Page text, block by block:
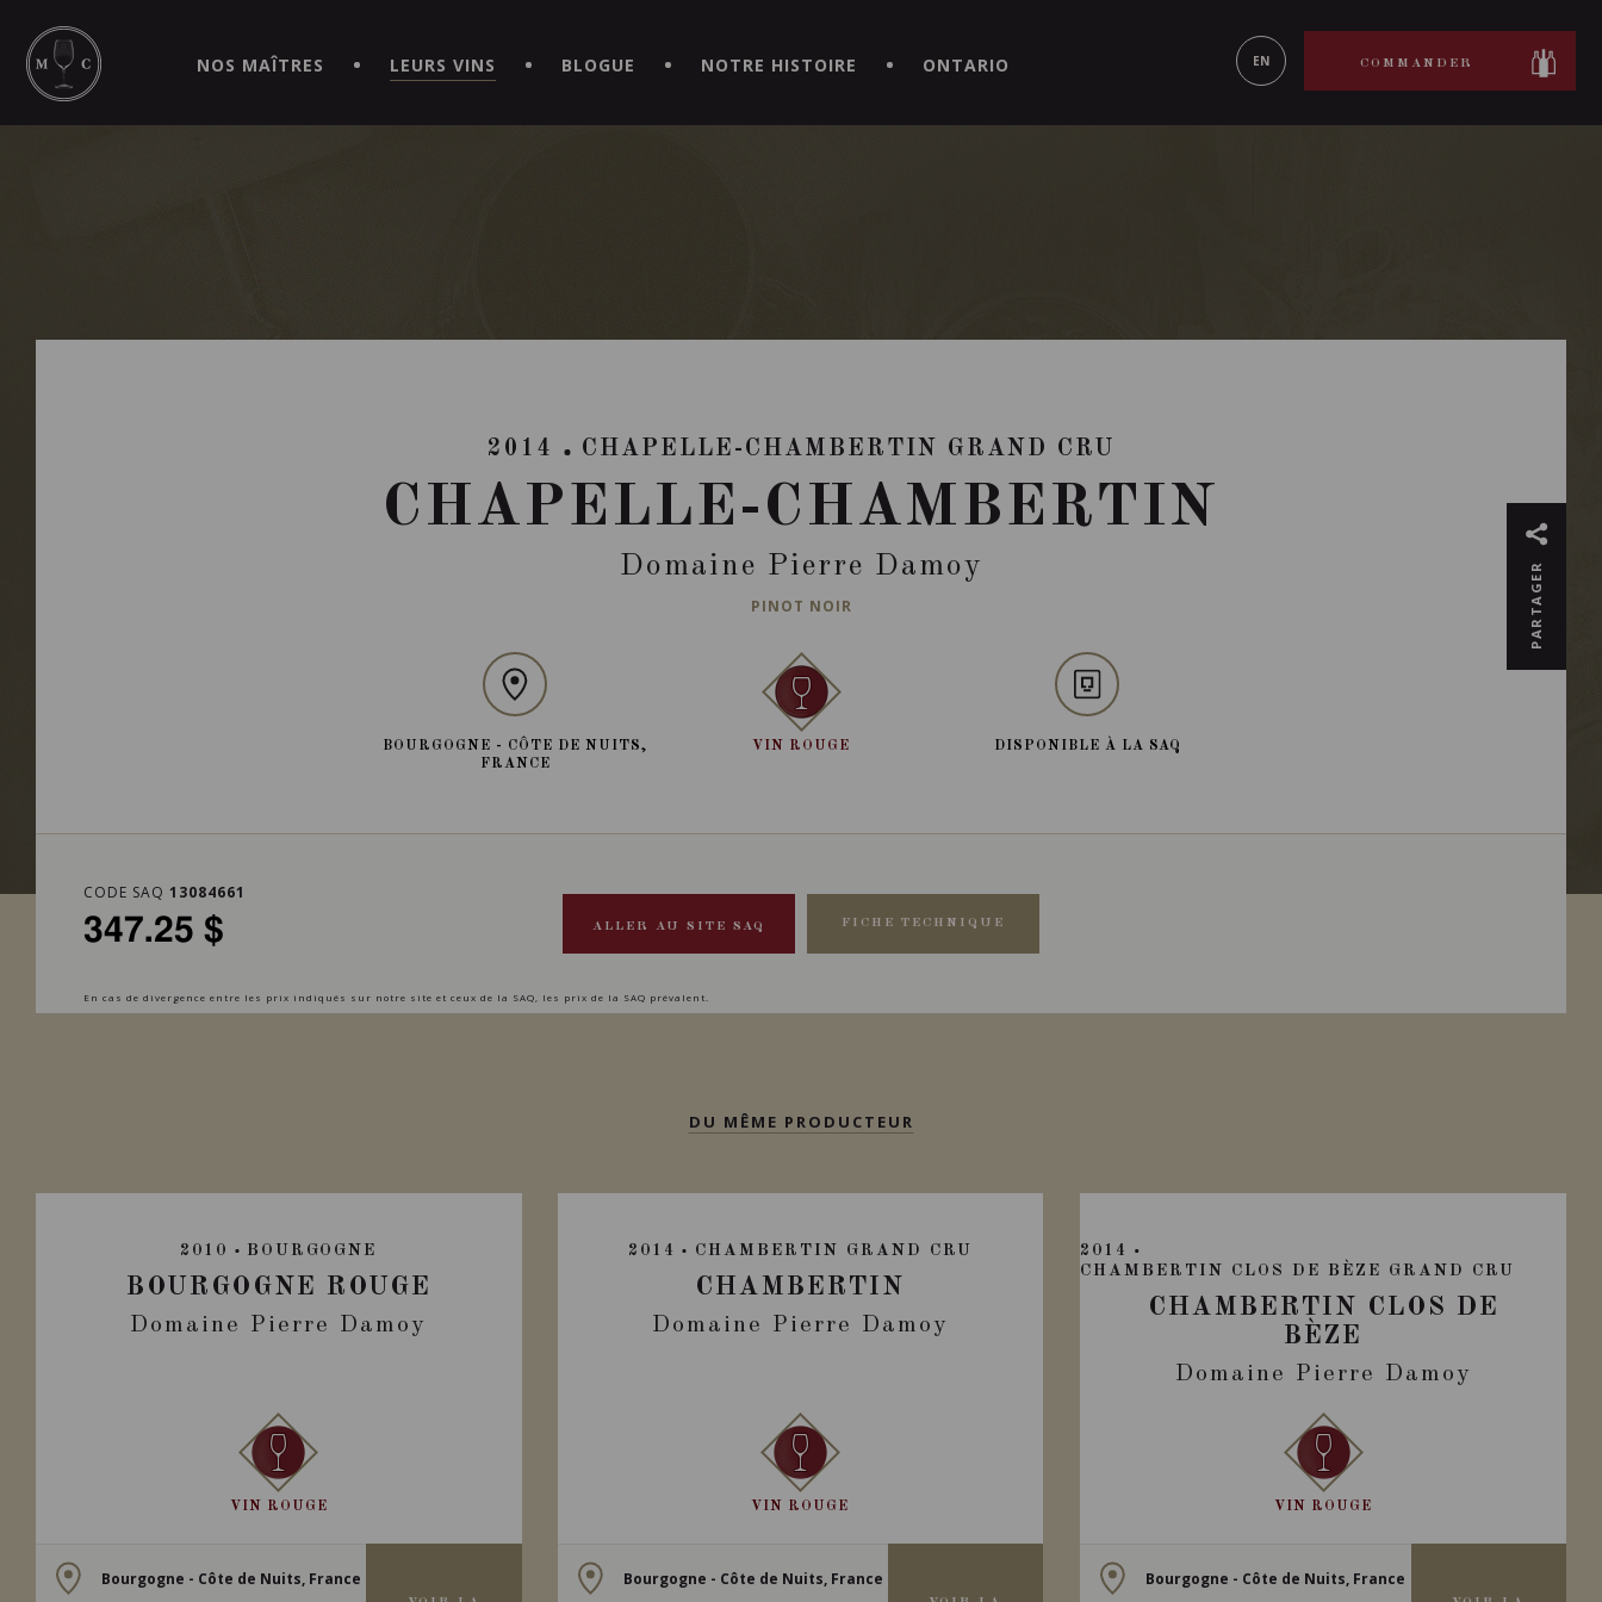
MAITRE | CAVISTE VIRTUEL!
NOS MAÎTRES LEURS VINS BLOGUE NOTRE HISTOIRE ONTARIO EN COMMANDER
PARTAGER
2014 CHAPELLE-CHAMBERTIN GRAND CRU
CHAPELLE-CHAMBERTIN
Domaine Pierre Damoy
PINOT NOIR
BOURGOGNE - CÔTE DE NUITS,
FRANCE
VIN ROUGE DISPONIBLE À LA SAQ
CODE SAQ 13084661
347.25 $
En cas de divergence entre les prix indiqués sur notre site et ceux de la SAQ, les prix de la SAQ prévalent.
ALLER AU SITE SAQ FICHE TECHNIQUE
DU MÊME PRODUCTEUR
2010 BOURGOGNE
BOURGOGNE ROUGE
Domaine Pierre Damoy
VIN ROUGE
Bourgogne - Côte de Nuits, France
2014 CHAMBERTIN GRAND CRU
CHAMBERTIN
Domaine Pierre Damoy
VIN ROUGE
Bourgogne - Côte de Nuits, France
2014
CHAMBERTIN CLOS DE BÈZE GRAND CRU
CHAMBERTIN CLOS DE
BÈZE
Domaine Pierre Damoy
VIN ROUGE
Bourgogne - Côte de Nuits, France